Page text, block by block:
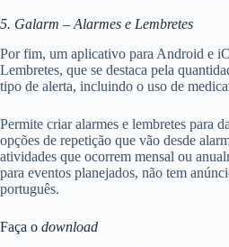
5. Galarm – Alarmes e Lembretes
Por fim, um aplicativo para Android e
Lembretes, que se destaca pela
tipo de alerta, incluindo o uso de
Permite criar alarmes e lembretes para
opções de repetição que vão desde
atividades que ocorrem mensal ou
para eventos planejados, não tem
português.
Faça o download